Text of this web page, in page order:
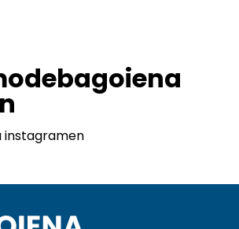
instagramen